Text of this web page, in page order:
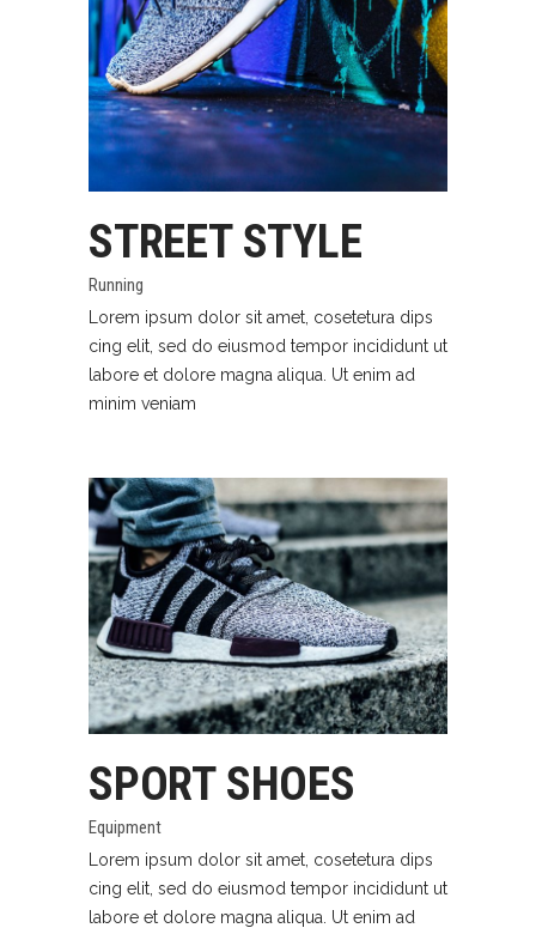
STREET STYLE
Running
Lorem ipsum dolor sit amet, cosetetura dips
cing elit, sed do eiusmod tempor incididunt ut
labore et dolore magna aliqua. Ut enim ad
minim veniam
SPORT SHOES
Equipment
Lorem ipsum dolor sit amet, cosetetura dips
cing elit, sed do eiusmod tempor incididunt ut
labore et dolore magna aliqua. Ut enim ad